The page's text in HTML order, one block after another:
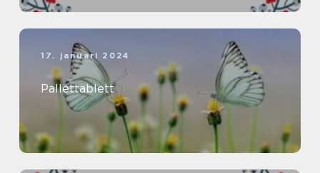
17. januari 2024
Pallettablett